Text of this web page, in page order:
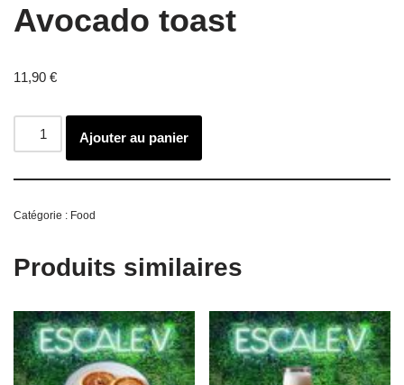
Avocado toast
11,90 €
Ajouter au panier
Catégorie : Food
Produits similaires